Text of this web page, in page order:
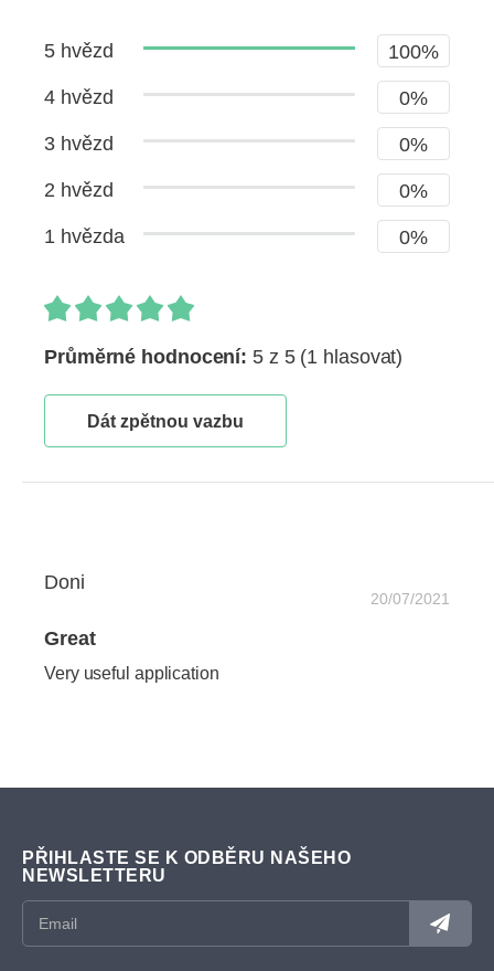
5 hvězd 100%
4 hvězd 0%
3 hvězd 0%
2 hvězd 0%
1 hvězda 0%
Průměrné hodnocení: 5 z 5 (1 hlasovat)
Dát zpětnou vazbu
Doni
20/07/2021
Great
Very useful application
PŘIHLASTE SE K ODBĚRU NAŠEHO
NEWSLETTERU